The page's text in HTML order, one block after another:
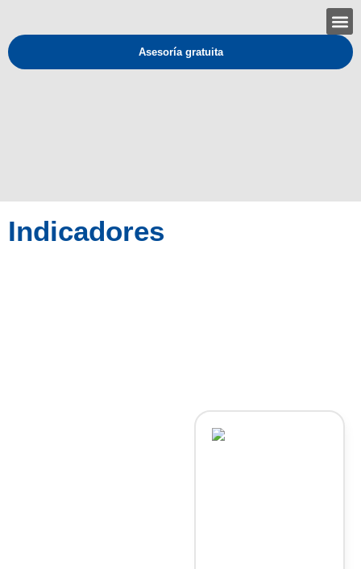
Asesoría gratuita
Indicadores